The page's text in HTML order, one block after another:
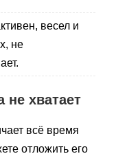
весел и
не
не хватает
всё время
отложить его